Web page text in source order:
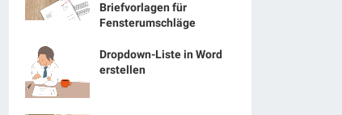
Briefvorlagen für
Fensterumschläge
Dropdown-Liste in Word
erstellen